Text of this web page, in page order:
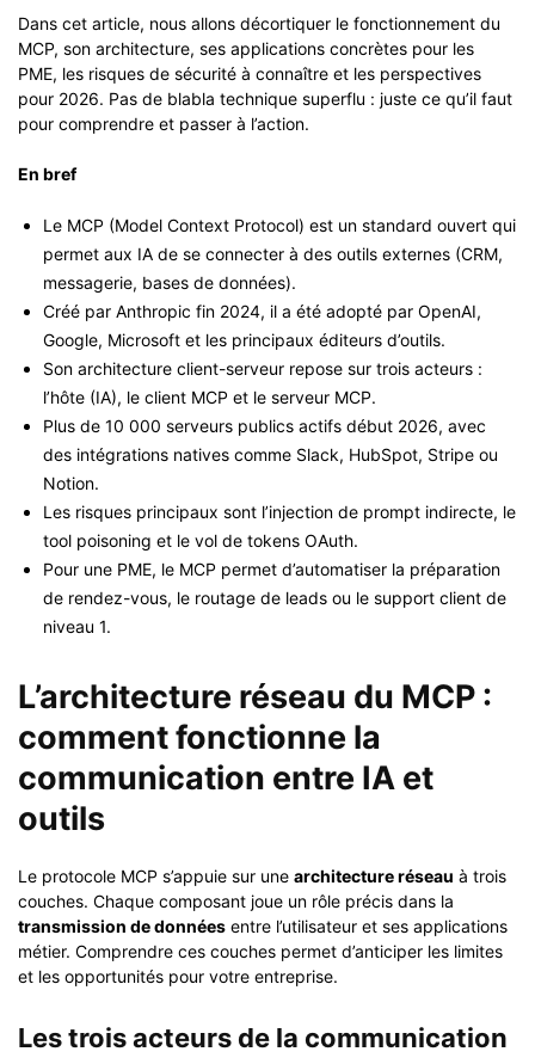
Dans cet article, nous allons décortiquer le fonctionnement du
MCP, son architecture, ses applications concrètes pour les
PME, les risques de sécurité à connaître et les perspectives
pour 2026. Pas de blabla technique superflu : juste ce qu’il faut
pour comprendre et passer à l’action.
En bref
Le MCP (Model Context Protocol) est un standard ouvert qui
permet aux IA de se connecter à des outils externes (CRM,
messagerie, bases de données).
Créé par Anthropic fin 2024, il a été adopté par OpenAI,
Google, Microsoft et les principaux éditeurs d’outils.
Son architecture client-serveur repose sur trois acteurs :
l’hôte (IA), le client MCP et le serveur MCP.
Plus de 10 000 serveurs publics actifs début 2026, avec
des intégrations natives comme Slack, HubSpot, Stripe ou
Notion.
Les risques principaux sont l’injection de prompt indirecte, le
tool poisoning et le vol de tokens OAuth.
Pour une PME, le MCP permet d’automatiser la préparation
de rendez-vous, le routage de leads ou le support client de
niveau 1.
L’architecture réseau du MCP :
comment fonctionne la
communication entre IA et
outils
Le protocole MCP s’appuie sur une architecture réseau à trois
couches. Chaque composant joue un rôle précis dans la
transmission de données entre l’utilisateur et ses applications
métier. Comprendre ces couches permet d’anticiper les limites
et les opportunités pour votre entreprise.
Les trois acteurs de la communication